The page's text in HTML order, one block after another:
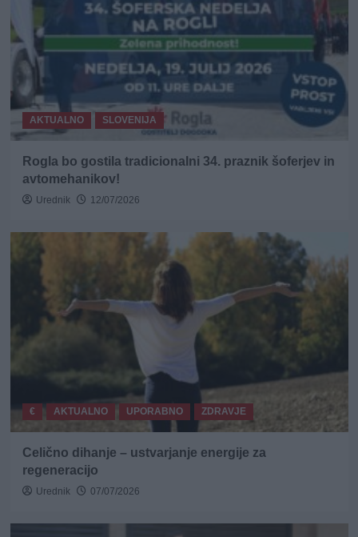
AKTUALNO SLOVENIJA
Rogla bo gostila tradicionalni 34. praznik šoferjev in
avtomehanikov!
Urednik 12/07/2026
€ AKTUALNO UPORABNO ZDRAVJE
Celično dihanje – ustvarjanje energije za
regeneracijo
Urednik 07/07/2026